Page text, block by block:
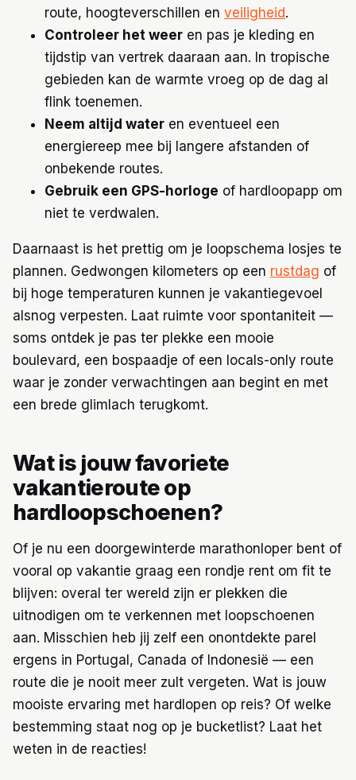
route, hoogteverschillen en veiligheid.
Controleer het weer en pas je kleding en
tijdstip van vertrek daaraan aan. In tropische
gebieden kan de warmte vroeg op de dag al
flink toenemen.
Neem altijd water en eventueel een
energiereep mee bij langere afstanden of
onbekende routes.
Gebruik een GPS-horloge of hardloopapp om
niet te verdwalen.
Daarnaast is het prettig om je loopschema losjes te
plannen. Gedwongen kilometers op een rustdag of
bij hoge temperaturen kunnen je vakantiegevoel
alsnog verpesten. Laat ruimte voor spontaniteit —
soms ontdek je pas ter plekke een mooie
boulevard, een bospaadje of een locals-only route
waar je zonder verwachtingen aan begint en met
een brede glimlach terugkomt.
Wat is jouw favoriete
vakantieroute op
hardloopschoenen?
Of je nu een doorgewinterde marathonloper bent of
vooral op vakantie graag een rondje rent om fit te
blijven: overal ter wereld zijn er plekken die
uitnodigen om te verkennen met loopschoenen
aan. Misschien heb jij zelf een onontdekte parel
ergens in Portugal, Canada of Indonesië — een
route die je nooit meer zult vergeten. Wat is jouw
mooiste ervaring met hardlopen op reis? Of welke
bestemming staat nog op je bucketlist? Laat het
weten in de reacties!